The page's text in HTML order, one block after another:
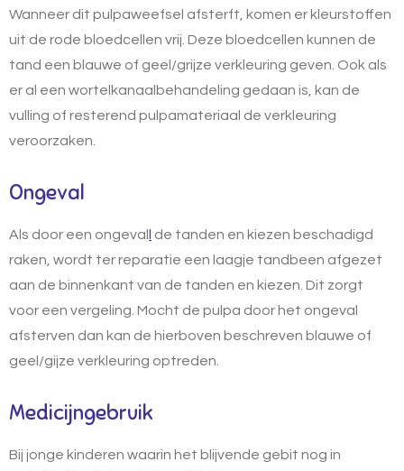
Wanneer dit pulpaweefsel afsterft, komen er kleurstoffen
uit de rode bloedcellen vrij. Deze bloedcellen kunnen de
tand een blauwe of geel/grijze verkleuring geven. Ook als
er al een wortelkanaalbehandeling gedaan is, kan de
vulling of resterend pulpamateriaal de verkleuring
veroorzaken.
Ongeval
Als door een ongevall de tanden en kiezen beschadigd
raken, wordt ter reparatie een laagje tandbeen afgezet
aan de binnenkant van de tanden en kiezen. Dit zorgt
voor een vergeling. Mocht de pulpa door het ongeval
afsterven dan kan de hierboven beschreven blauwe of
geel/gijze verkleuring optreden.
Medicijngebruik
Bij jonge kinderen waarin het blijvende gebit nog in